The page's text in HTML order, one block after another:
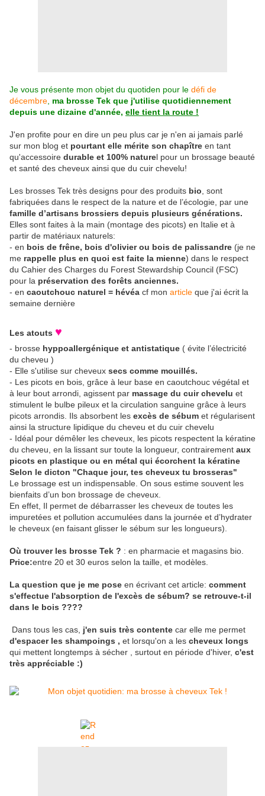
Je vous présente mon objet du quotiden pour le défi de
décembre ma brosse Tek que j'utilise quotidiennement
depuis une dizaine d'année, elle tient la route !
J'en profite pour en dire un peu plus car je n'en ai jamais parlé
sur mon blog et pourtant elle mérite son chapître en tant
qu'accessoire durable et 100% naturel pour un brossage beauté
et santé des cheveux ainsi que du cuir chevelu!
Les brosses Tek très designs pour des produits bio , sont
fabriquées dans le respect de la nature et de l’écologie, par une
famille d’artisans brossiers depuis plusieurs générations.
Elles sont faites à la main (montage des picots) en Italie et à
partir de matériaux naturels:
- en bois de frêne, bois d'olivier ou bois de palissandre (je ne
me rappelle plus en quoi est faite la mienne) dans le respect
du Cahier des Charges du Forest Stewardship Council (FSC)
pour la préservation des forêts anciennes.
- en caoutchouc naturel = hévéa cf mon article que j'ai écrit la
semaine dernière
Les atouts ♥
- brosse hyppoallergénique et antistatique ( évite l’électricité
du cheveu )
- Elle s'utilise sur cheveux secs comme mouillés.
- Les picots en bois, grâce à leur base en caoutchouc végétal et
à leur bout arrondi, agissent par massage du cuir chevelu et
stimulent le bulbe pileux et la circulation sanguine grâce à leurs
picots arrondis. Ils absorbent les excès de sébum et régularisent
ainsi la structure lipidique du cheveu et du cuir chevelu
- Idéal pour démêler les cheveux, les picots respectent la kératine
du cheveu, en la lissant sur toute la longueur, contrairement aux
picots en plastique ou en métal qui écorchent la kératine
Selon le dicton "Chaque jour, tes cheveux tu brosseras"
Le brossage est un indispensable. On sous estime souvent les
bienfaits d’un bon brossage de cheveux.
En effet, Il permet de débarrasser les cheveux de toutes les
impuretées et pollution accumulées dans la journée et d’hydrater
le cheveux (en faisant glisser le sébum sur les longueurs).
Où trouver les brosse Tek ? : en pharmacie et magasins bio.
Price:entre 20 et 30 euros selon la taille, et modèles.
La question que je me pose en écrivant cet article: comment
s'effectue l'absorption de l'excès de sébum? se retrouve-t-il
dans le bois ????
Dans tous les cas, j'en suis très contente car elle me permet
d'espacer les shampoings , et lorsqu'on a les cheveux longs
qui mettent longtemps à sécher , surtout en période d'hiver, c'est
très appréciable :)